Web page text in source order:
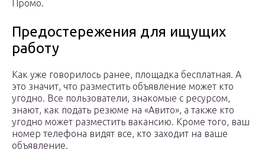
Промо.
Предостережения для ищущих
работу
Как уже говорилось ранее, площадка бесплатная. А
это значит, что разместить объявление может кто
угодно. Все пользователи, знакомые с ресурсом,
знают, как подать резюме на «Авито», а также кто
угодно может разместить вакансию. Кроме того, ваш
номер телефона видят все, кто заходит на ваше
объявление.